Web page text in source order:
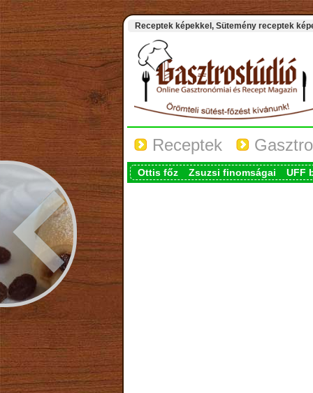
Receptek képekkel, Sütemény receptek
Receptek
Ottis főz Zsuzsi finomságai UFF